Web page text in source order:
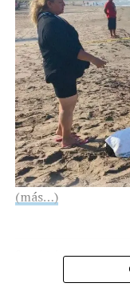
Me gusta
RELATED TOPICS:
UP NEXT
Empresarios
Del 11 al 13 de
rendimiento
(más…)
Compártelo: